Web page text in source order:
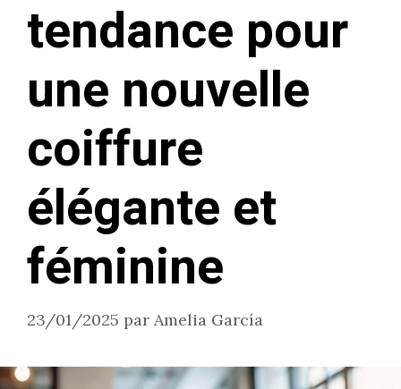
tendance pour
une nouvelle
coiffure
élégante et
féminine
23/01/2025 par Amelia García